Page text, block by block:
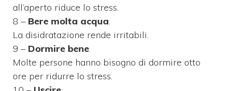
all’aperto riduce lo stress.
8 – Bere molta acqua.
La disidratazione rende irritabili.
9 – Dormire bene.
Molte persone hanno bisogno di dormire otto
ore per ridurre lo stress.